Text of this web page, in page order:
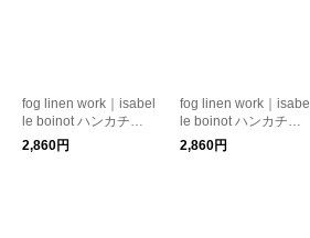
fog linen work｜isabel
le boinot ハンカチ
［ギフト/贈り物］
2,860円
fog linen work｜isabel
le boinot ハンカチ
（鳥たち・犬たち）
2,860円